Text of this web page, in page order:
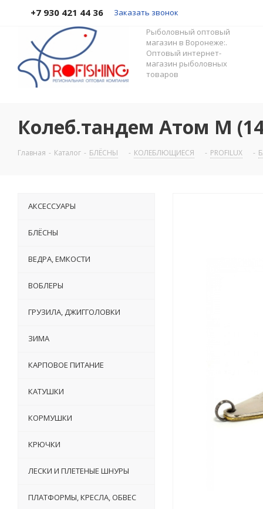
+7 930 421 44 36 Заказать звонок
Рыболовный оптовый
магазин в Воронеже:.
Оптовый интернет-
магазин рыболовных
товаров
Колеб.тандем Атом М
Главная - Каталог - БЛЁСНЫ - КОЛЕБЛЮЩИЕСЯ - PROFILUX -
АКСЕССУАРЫ
БЛЁСНЫ
ВЕДРА, ЕМКОСТИ
ВОБЛЕРЫ
ГРУЗИЛА, ДЖИГГОЛОВКИ
ЗИМА
КАРПОВОЕ ПИТАНИЕ
КАТУШКИ
КОРМУШКИ
КРЮЧКИ
ЛЕСКИ И ПЛЕТЕНЫЕ ШНУРЫ
ПЛАТФОРМЫ, КРЕСЛА, ОБВЕС